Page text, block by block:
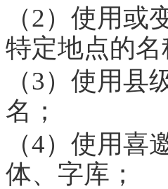
（2）使用
特定地点的
（3）使用
名；
（4）使用
体、字库；